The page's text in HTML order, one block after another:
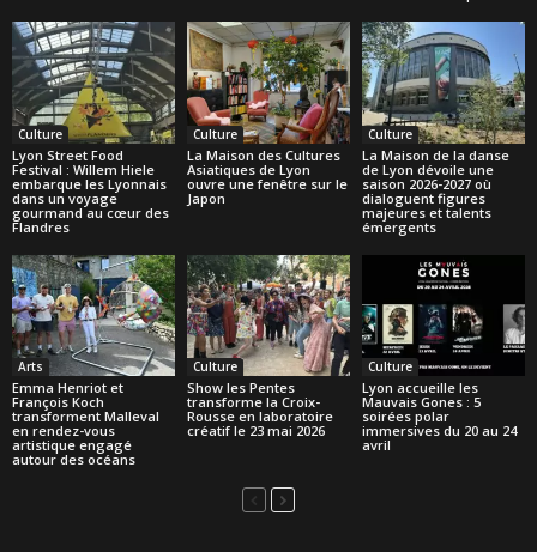
Culture
Lyon Street Food
Festival : Willem Hiele
embarque les Lyonnais
dans un voyage
gourmand au cœur des
Flandres
Culture
La Maison des Cultures
Asiatiques de Lyon
ouvre une fenêtre sur le
Japon
Culture
La Maison de la danse
de Lyon dévoile une
saison 2026-2027 où
dialoguent figures
majeures et talents
émergents
Arts
Emma Henriot et
François Koch
transforment Malleval
en rendez-vous
artistique engagé
autour des océans
Culture
Show les Pentes
transforme la Croix-
Rousse en laboratoire
créatif le 23 mai 2026
Culture
Lyon accueille les
Mauvais Gones : 5
soirées polar
immersives du 20 au 24
avril